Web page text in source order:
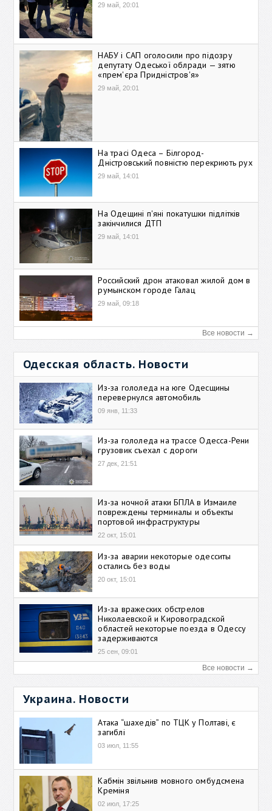
29 май, 20:01
НАБУ і САП оголосили про підозру
депутату Одеської облради — зятю
«прем'єра Придністров'я»
29 май, 20:01
На трасі Одеса – Білгород-
Дністровський повністю перекриють рух
29 май, 14:01
На Одещині п'яні покатушки підлітків
закінчилися ДТП
29 май, 14:01
Российский дрон атаковал жилой дом в
румынском городе Галац
29 май, 09:18
Все новости →
Одесская область. Новости
Из-за гололеда на юге Одесщины
перевернулся автомобиль
09 янв, 11:33
Из-за гололеда на трассе Одесса-Рени
грузовик съехал с дороги
27 дек, 21:51
Из-за ночной атаки БПЛА в Измаиле
повреждены терминалы и объекты
портовой инфраструктуры
22 окт, 15:01
Из-за аварии некоторые одесситы
остались без воды
20 окт, 15:01
Из-за вражеских обстрелов
Николаевской и Кировоградской
областей некоторые поезда в Одессу
задерживаются
25 сен, 09:01
Все новости →
Украина. Новости
Атака “шахедів” по ТЦК у Полтаві, є
загиблі
03 июл, 11:55
Кабмін звільнив мовного омбудсмена
Креміня
02 июл, 17:25